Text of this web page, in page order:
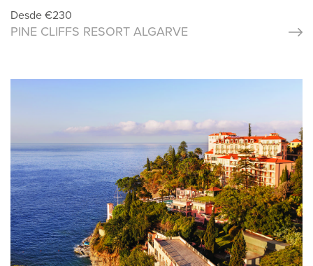
Desde €230
PINE CLIFFS RESORT ALGARVE